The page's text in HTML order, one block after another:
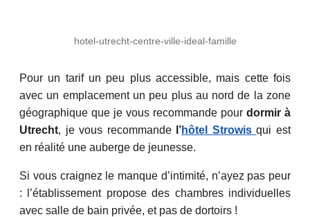
hotel-utrecht-centre-ville-ideal-famille
Pour un tarif un peu plus accessible, mais cette fois
avec un emplacement un peu plus au nord de la zone
géographique que je vous recommande pour dormir à
Utrecht, je vous recommande l’hôtel Strowisqui est
en réalité une auberge de jeunesse.
Si vous craignez le manque d’intimité, n’ayez pas peur
: l’établissement propose des chambres individuelles
avec salle de bain privée, et pas de dortoirs !